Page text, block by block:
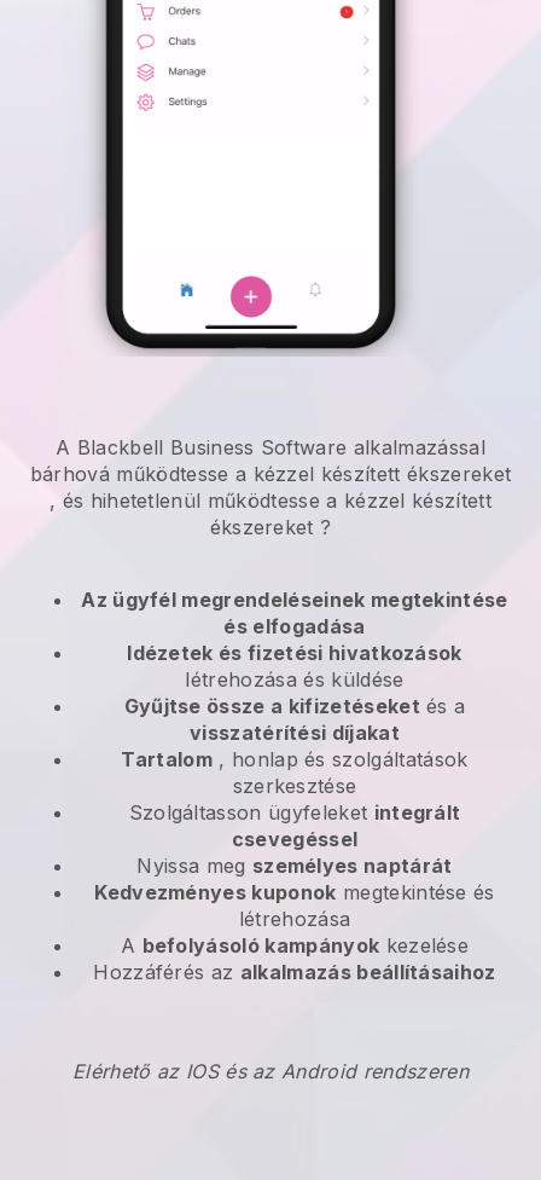
A Blackbell Business Software alkalmazással
bárhová működtesse a kézzel készített ékszereket
, és hihetetlenül működtesse a kézzel készített
ékszereket ?
Az ügyfél megrendeléseinek megtekintése
és elfogadása
Idézetek és fizetési hivatkozások
létrehozása és küldése
Gyűjtse össze a kifizetéseket és a
visszatérítési díjakat
Tartalom, honlap és szolgáltatások
szerkesztése
Szolgáltasson ügyfeleket integrált
csevegéssel
Nyissa meg személyes naptárát
Kedvezményes kuponok megtekintése és
létrehozása
A befolyásoló kampányok kezelése
Hozzáférés az alkalmazás beállításaihoz
Elérhető az IOS és az Android rendszeren